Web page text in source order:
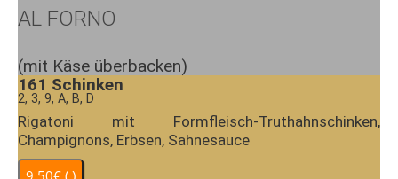
AL FORNO
(mit Käse überbacken)
161 Schinken
2, 3, 9, A, B, D
Rigatoni mit Formfleisch-Truthahnschinken,
Champignons, Erbsen, Sahnesauce